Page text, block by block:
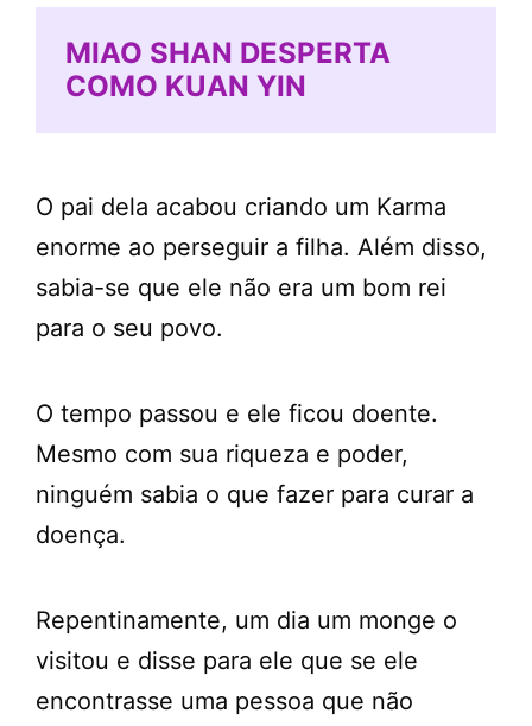
MIAO SHAN DESPERTA
COMO KUAN YIN
O pai dela acabou criando um Karma
enorme ao perseguir a filha. Além disso,
sabia-se que ele não era um bom rei
para o seu povo.
O tempo passou e ele ficou doente.
Mesmo com sua riqueza e poder,
ninguém sabia o que fazer para curar a
doença.
Repentinamente, um dia um monge o
visitou e disse para ele que se ele
encontrasse uma pessoa que não